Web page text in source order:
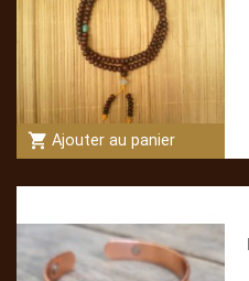
shopping_cart Ajouter au panier